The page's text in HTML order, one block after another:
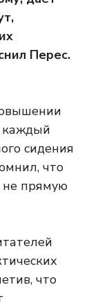
Перес.
каждый
сидения
что
не прямую
что